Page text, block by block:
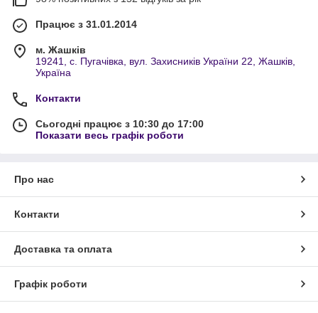
Працює з 31.01.2014
м. Жашків
19241, с. Пугачівка, вул. Захисників України 22, Жашків,
Україна
Контакти
Сьогодні працює з 10:30 до 17:00
Показати весь графік роботи
Про нас
Контакти
Доставка та оплата
Графік роботи